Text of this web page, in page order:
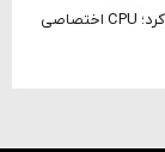
انویدیا پردازنده 88 هسته‌ای Vera را معرفی کرد؛ CPU اختصاصی